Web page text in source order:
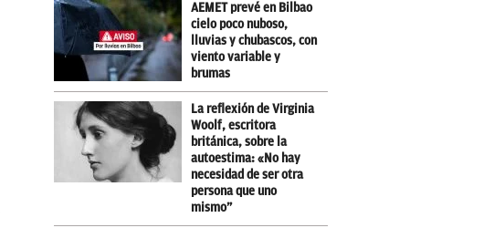
AEMET prevé en Bilbao
cielo poco nuboso,
lluvias y chubascos, con
viento variable y
brumas
La reflexión de Virginia
Woolf, escritora
británica, sobre la
autoestima: «No hay
necesidad de ser otra
persona que uno
mismo”